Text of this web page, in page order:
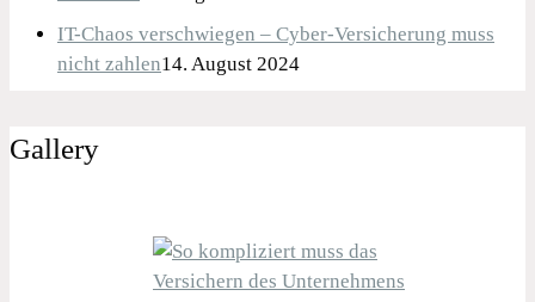
IT-Chaos verschwiegen – Cyber-Versicherung muss
nicht zahlen14. August 2024
Gallery